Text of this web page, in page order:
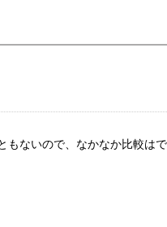
もないので、なかなか比較は